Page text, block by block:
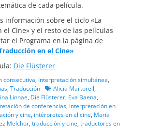
de cada película.
información sobre el ciclo «La
el Cine» y el resto de las películas
el Programa en la página de
en el Cine»
Die Flüsterer
consecutiva, Interpretación simultánea,
, Traducción Etiquetas
Alicia Martorell,
Linnae, Die Flüsterer, Eva Baena,
de conferencias, interpretación en
y cine, intérpretes en el cine, María
Melchor, traducción y cine, traductores en